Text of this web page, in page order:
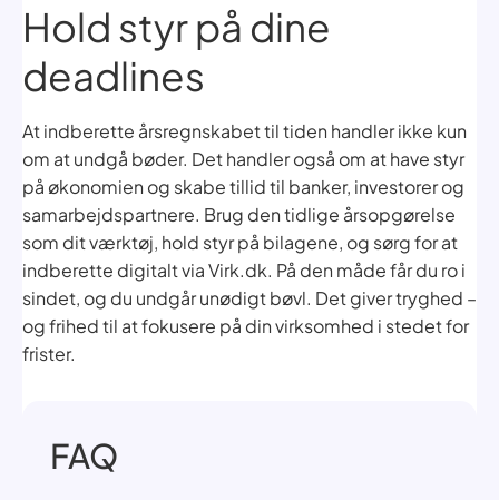
Hold styr på dine
deadlines
At indberette årsregnskabet til tiden handler ikke kun
om at undgå bøder. Det handler også om at have styr
på økonomien og skabe tillid til banker, investorer og
samarbejdspartnere. Brug den tidlige årsopgørelse
som dit værktøj, hold styr på bilagene, og sørg for at
indberette digitalt via Virk.dk. På den måde får du ro i
sindet, og du undgår unødigt bøvl. Det giver tryghed –
og frihed til at fokusere på din virksomhed i stedet for
frister.
FAQ